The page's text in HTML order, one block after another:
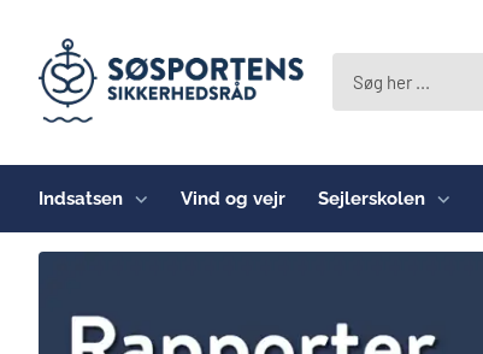
Indsatsen Vind og vejr Sejlerskolen